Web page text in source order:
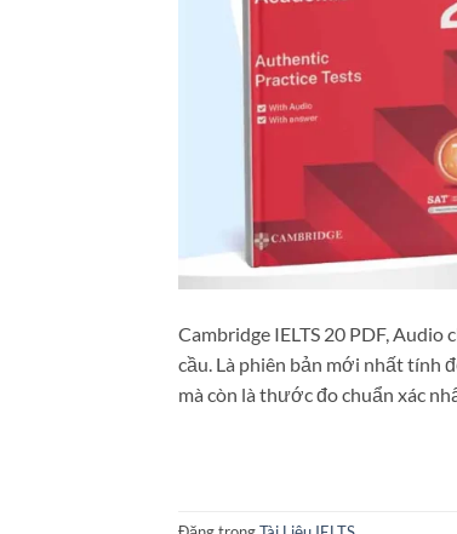
Cambridge IELTS 20 PDF,
cầu. Là phiên bản mới nhất tính
mà còn là thước đo chuẩn xác